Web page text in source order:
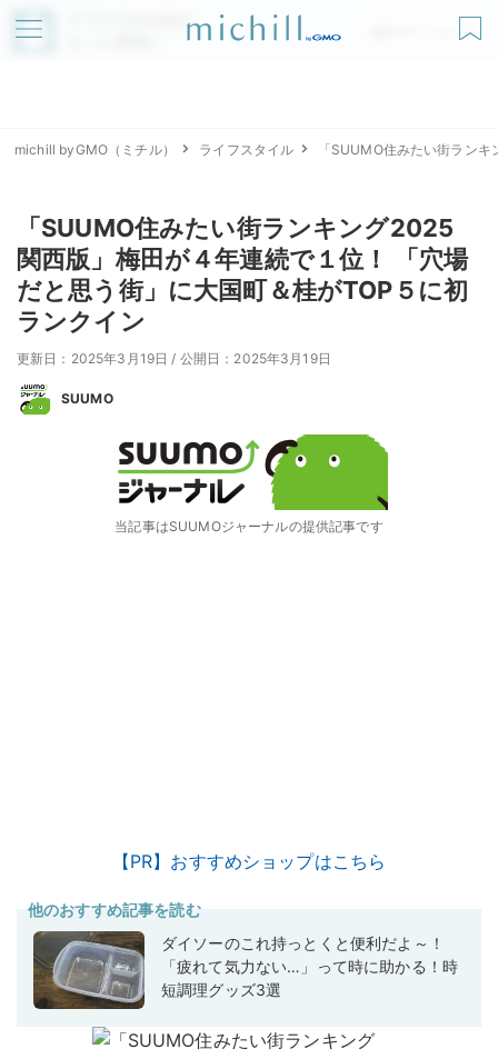
アプリでmichillが
無料ダウンロード
michill byGMO（ミチル） ライフスタイル 「SUUMO住みたい街ラン
「SUUMO住みたい街ランキング2025
関西版」梅田が４年連続で１位！ 「穴場
だと思う街」に大国町＆桂がTOP５に初
ランクイン
更新日：2025年3月19日 / 公開日：2025年3月19日
SUUMO
当記事はSUUMOジャーナルの提供記事です
【PR】おすすめショップはこちら
他のおすすめ記事を読む
ダイソーのこれ持っとくと便利だよ～！
「疲れて気力ない…」って時に助かる！時
短調理グッズ3選